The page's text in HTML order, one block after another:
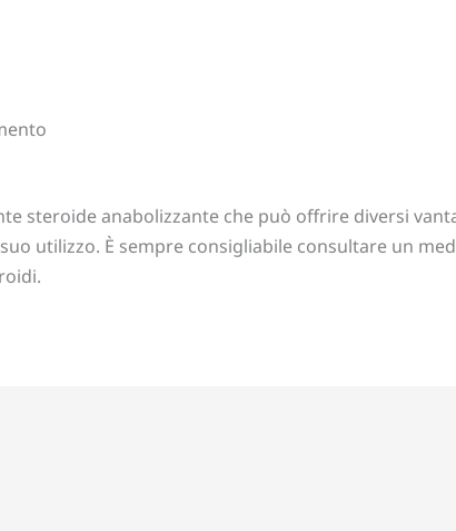
steroide anabolizzante che può offrire diversi
utilizzo. È sempre consigliabile consultare un